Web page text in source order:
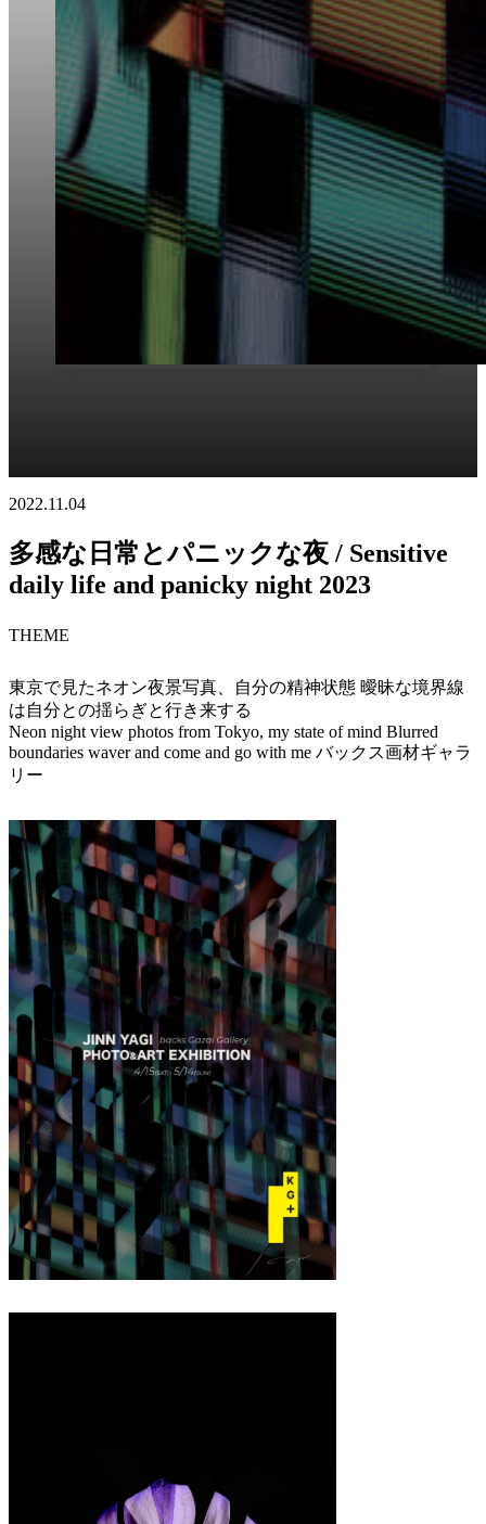
2022.11.04
多感な日常とパニックな夜 / Sensitive
daily life and panicky night 2023
THEME
東京で見たネオン夜景写真、自分の精神状態 曖昧な境界線
は自分との揺らぎと行き来する
Neon night view photos from Tokyo, my state of mind Blurred
boundaries waver and come and go with me バックス画材ギャラ
リー